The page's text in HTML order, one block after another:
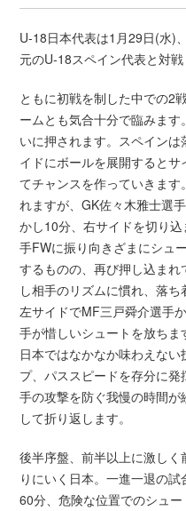
U-18日本代表は1月29日(水)
元のU-18スペイン代表と対戦
ともに初戦を制した中での2
ームとも気合十分で臨みま
いに押されます。スペイン
イドにボールを展開すると
てチャンスを作っていきま
れますが、GK佐々木雅士選
かし10分、右サイドを切り
手FWに振り向きざまにシュ
するものの、再び押し込ま
し相手のリズムに慣れ、落
左サイドでMF三戸舜介選手
手が惜しいシュートを放ちま
日本ではなかなか味わえな
プ、パススピードを存分に
手の攻撃を防ぐ我慢の時間
して折り返します。
後半序盤、前半以上に激し
りにいく日本。一進一退の
60分、危険な位置でのシュ